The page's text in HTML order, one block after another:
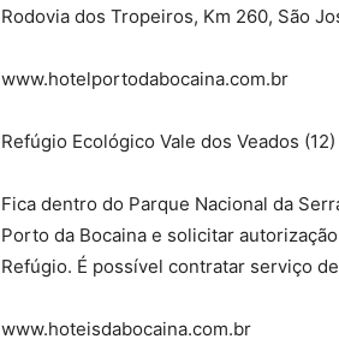
Rodovia dos Tropeiros, Km 260, São
www.hotelportodabocaina.com.br
Refúgio Ecológico Vale dos Veados (12)
Fica dentro do Parque Nacional da
Porto da Bocaina e solicitar
Refúgio. É possível contratar serviço
www.hoteisdabocaina.com.br